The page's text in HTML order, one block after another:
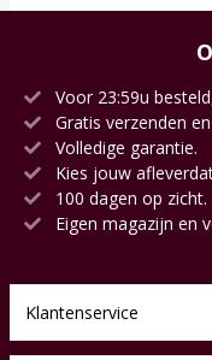
Voor 23:59u
Gratis verzenden
Volledige garantie.
Kies jouw
100 dagen op zicht.
Eigen magazijn en
Klantenservice